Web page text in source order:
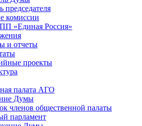
председателя
комиссии
«Единая Россия»
и отчеты
проекты
палата АГО
Думы
членов общественной палаты
парламент